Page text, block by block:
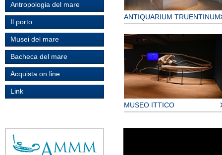
Antropologia del mare
Il porto
Musei del mare
Bacheca del mare
Acquista on line
Link
ANTIQUARIUM TRUENTINUM
MUSEO ITTICO